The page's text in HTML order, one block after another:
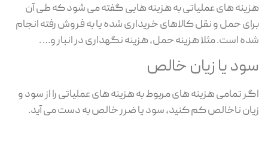
هزینه های عملیاتی به هزینه هایی گفته می شود که طی آن
برای حمل و نقل کالاهای خریداری شده یا به فروش رفته انجام
شده است. مثلا هزینه حمل، هزینه نگهداری در انبار و… .
سود یا زیان خالص
اگر تمامی هزینه های مربوط به هزینه های عملیاتی را از سود و
زیان ناخالص کم کنید، سود یا ضرر خالص به دست می آید.